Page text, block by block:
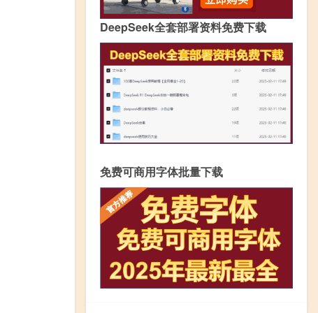
DeepSeek全套部署资料免费下载
免费可商用字体批量下载